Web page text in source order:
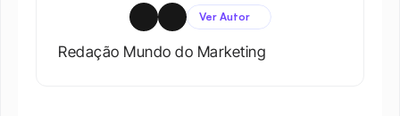
Ver Autor
Redação Mundo do Marketing